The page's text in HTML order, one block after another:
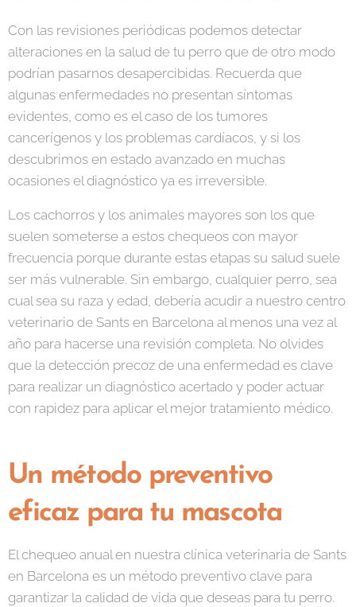
Con las revisiones periódicas podemos detectar
alteraciones en la salud de tu perro que de otro modo
podrían pasarnos desapercibidas. Recuerda que
algunas enfermedades no presentan síntomas
evidentes, como es el caso de los tumores
cancerígenos y los problemas cardíacos, y si los
descubrimos en estado avanzado en muchas
ocasiones el diagnóstico ya es irreversible.
Los cachorros y los animales mayores son los que
suelen someterse a estos chequeos con mayor
frecuencia porque durante estas etapas su salud suele
ser más vulnerable. Sin embargo, cualquier perro, sea
cual sea su raza y edad, debería acudir a nuestro centro
veterinario de Sants en Barcelona al menos una vez al
año para hacerse una revisión completa. No olvides
que la detección precoz de una enfermedad es clave
para realizar un diagnóstico acertado y poder actuar
con rapidez para aplicar el mejor tratamiento médico.
Un método preventivo
eficaz para tu mascota
El chequeo anual en nuestra clínica veterinaria de Sants
en Barcelona es un método preventivo clave para
garantizar la calidad de vida que deseas para tu perro.